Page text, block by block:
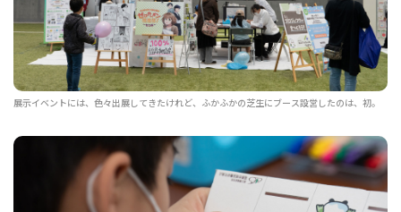
展示イベントには、色々出展してきたけれど、ふかふかの芝生にブース設営したのは、初。